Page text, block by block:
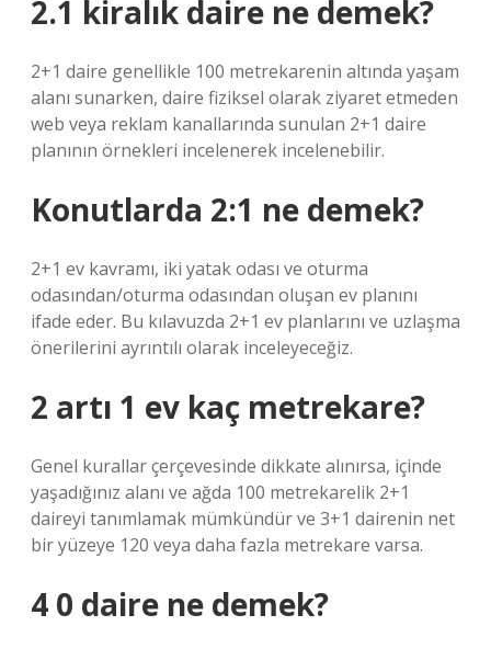
2.1 kiralık daire ne demek?
2+1 daire genellikle 100 metrekarenin altında yaşam
alanı sunarken, daire fiziksel olarak ziyaret etmeden
web veya reklam kanallarında sunulan 2+1 daire
planının örnekleri incelenerek incelenebilir.
Konutlarda 2:1 ne demek?
2+1 ev kavramı, iki yatak odası ve oturma
odasından/oturma odasından oluşan ev planını
ifade eder. Bu kılavuzda 2+1 ev planlarını ve uzlaşma
önerilerini ayrıntılı olarak inceleyeceğiz.
2 artı 1 ev kaç metrekare?
Genel kurallar çerçevesinde dikkate alınırsa, içinde
yaşadığınız alanı ve ağda 100 metrekarelik 2+1
daireyi tanımlamak mümkündür ve 3+1 dairenin net
bir yüzeye 120 veya daha fazla metrekare varsa.
4 0 daire ne demek?